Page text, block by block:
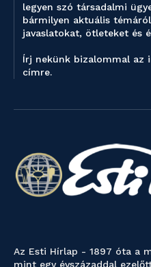
legyen szó társadalmi
bármilyen aktuális
javaslatokat, ötleteket és
Írj nekünk bizalommal az
címre.
Az Esti Hírlap - 1897 óta a
mint egy évszázaddal